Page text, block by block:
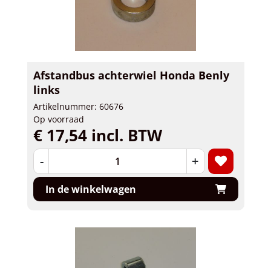
Afstandbus achterwiel Honda Benly
links
Artikelnummer: 60676
Op voorraad
€ 17,54 incl. BTW
- +
In de winkelwagen